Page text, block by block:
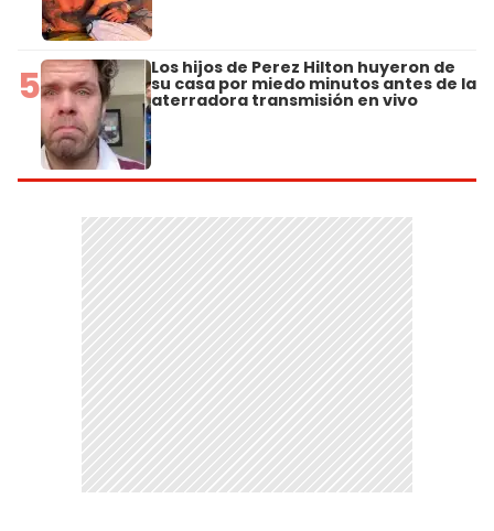
5 Los hijos de Perez Hilton huyeron de
su casa por miedo minutos antes de la
aterradora transmisión en vivo